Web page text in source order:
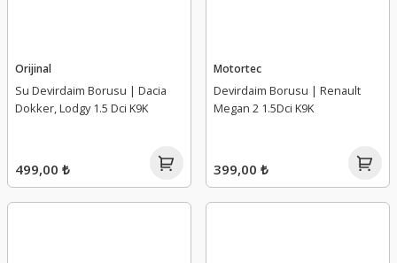
Orijinal
Su Devirdaim Borusu | Dacia
Dokker, Lodgy 1.5 Dci K9K
499,00 ₺
Motortec
Devirdaim Borusu | Renault
Megan 2 1.5Dci K9K
399,00 ₺